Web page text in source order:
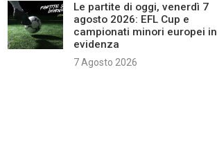
Le partite di oggi, venerdì 7
agosto 2026: EFL Cup e
campionati minori europei in
evidenza
7 Agosto 2026